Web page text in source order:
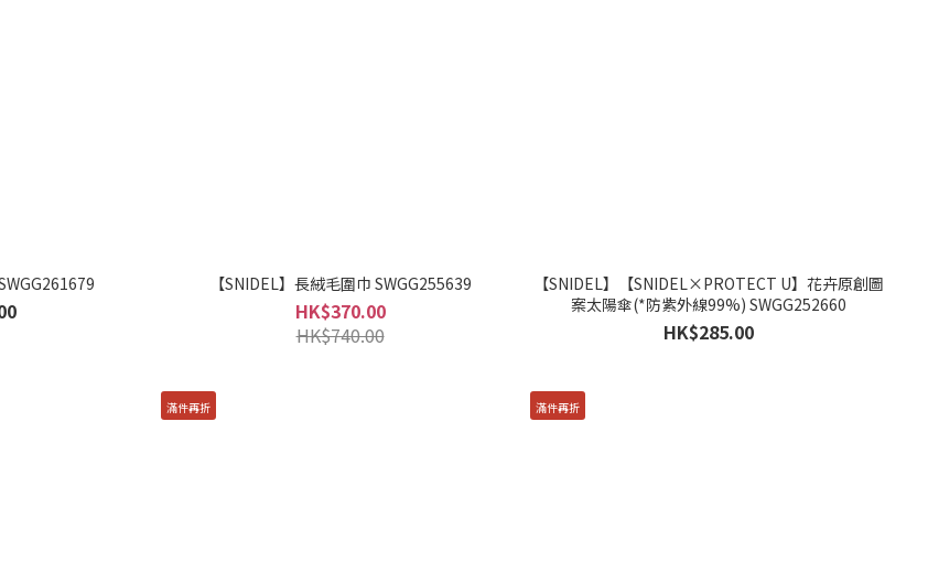
【SNIDEL】長絨毛圍巾 SWGG255639
HK$370.00
HK$740.00
【SNIDEL】【SNIDEL×PROTECT U】花卉原創圖
案太陽傘(*防紫外線99%) SWGG252660
HK$285.00
滿件再折 滿件再折